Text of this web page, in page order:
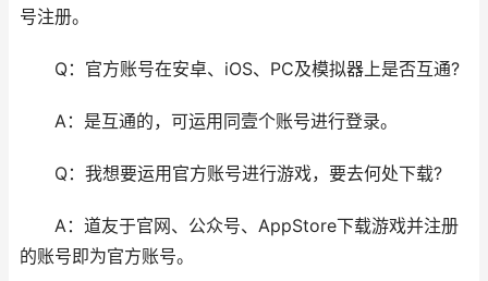
号注册。
Q：官方账号在安卓、iOS、PC及模拟器上是否互通?
A：是互通的，可运用同壹个账号进行登录。
Q：我想要运用官方账号进行游戏，要去何处下载?
A：道友于官网、公众号、AppStore下载游戏并注册
的账号即为官方账号。